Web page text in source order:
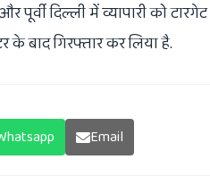
दिल्ली में व्यापारी को
के बाद गिरफ्तार कर लिया है.
Email